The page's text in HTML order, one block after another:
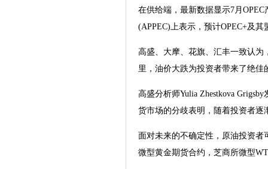
在供给端，最新数据显示7月
(APPEC)上表示，预计OPEC+及
高盛、大摩、花旗、汇丰一致认为
里，油价大跌为投资者带来了绝佳
高盛分析师Yulia Zhestkova
货市场的分歧表明，随着投资者逐
面对未来的不确定性，原油投资
微型黄金期货合约，芝商所微型